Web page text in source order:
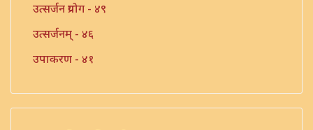
उत्सर्जन प्रयोग - ४९
उत्सर्जनम् - ४६
उपाकरण - ४१
उपाकर्म - ४३